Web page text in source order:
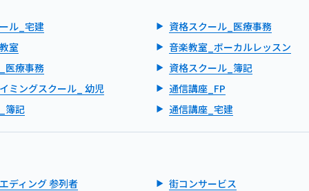
ル_宅建
資格スクール_医療事務
室
音楽教室_ボーカルレッスン
医療事務
資格スクール_簿記
ミングスクール_ 幼児
通信講座_FP
簿記
通信講座_宅建
ディング 参列者 街コンサービス